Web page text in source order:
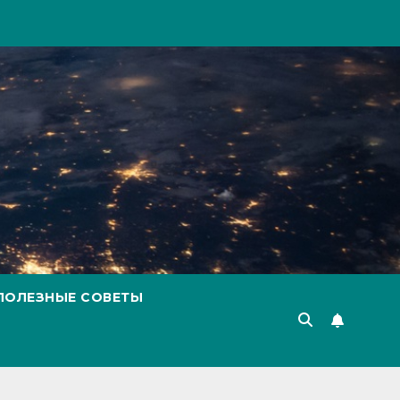
СОВЕТЫ